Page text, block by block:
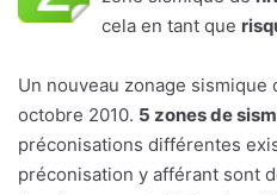
cela en tant que
Un nouveau zonage sismique
octobre 2010. 5 zones de
préconisations différentes
préconisation y afférant sont